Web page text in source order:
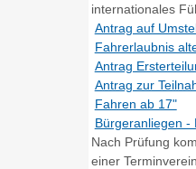
internationales
Antrag auf
Fahrerlaubnis
Antrag
Antrag zur
Fahren ab 17"
Bürgeranliegen -
Nach Prüfung
einer